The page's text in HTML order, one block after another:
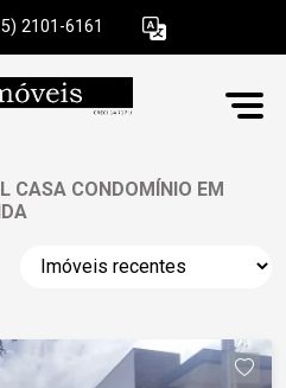
2101-6161
CASA CONDOMÍNIO EM